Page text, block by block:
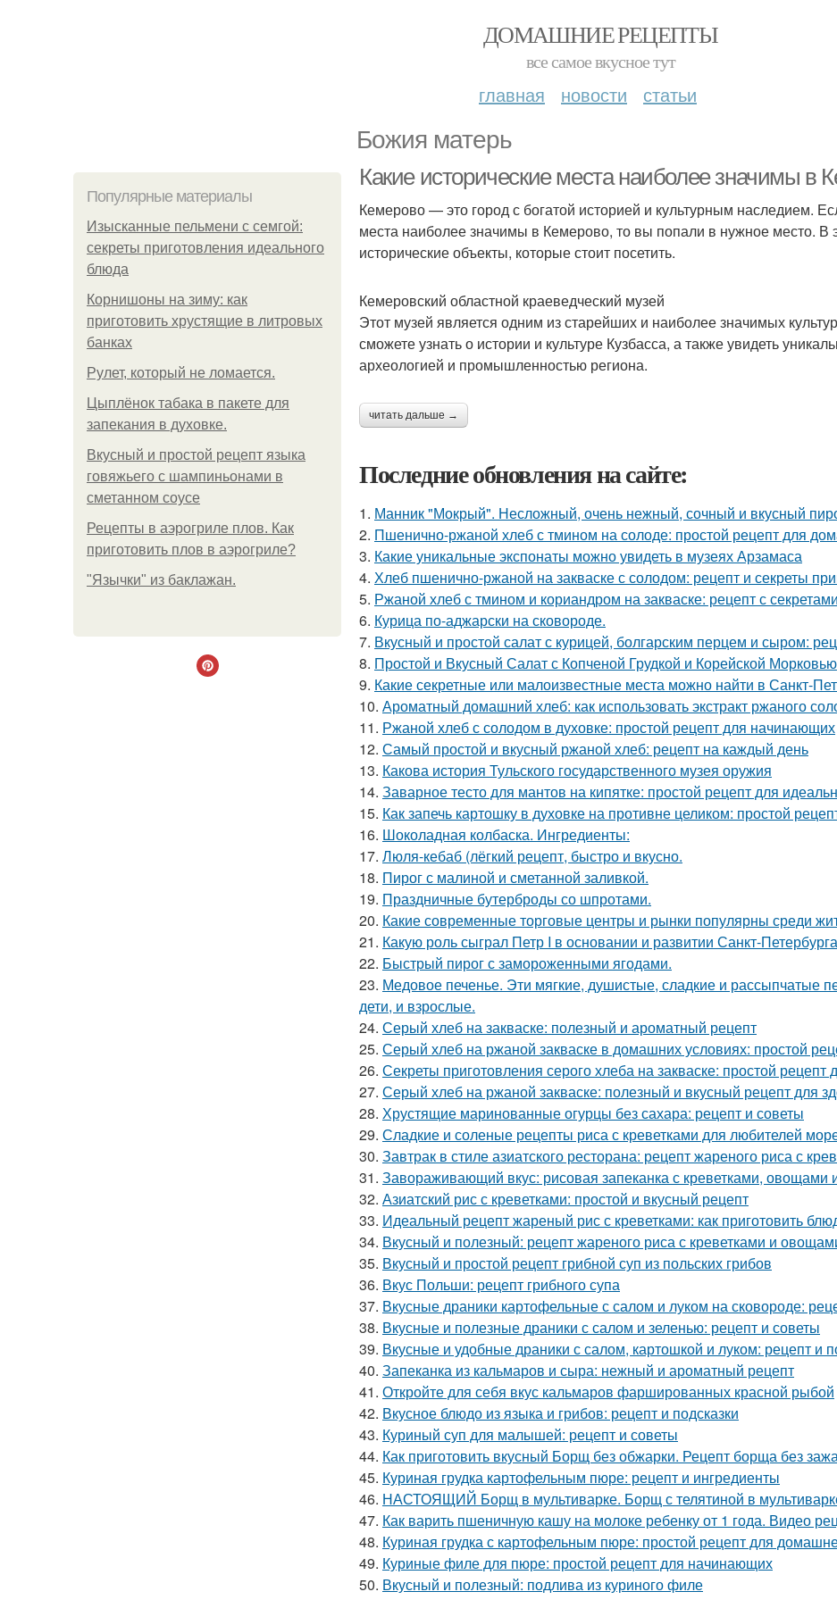
ДОМАШНИЕ РЕЦЕПТЫ
все самое вкусное тут
главная новости статьи
Божия матерь
Популярные материалы
Изысканные пельмени с семгой:
секреты приготовления идеального
блюда
Корнишоны на зиму: как
приготовить хрустящие в литровых
банках
Рулет, который не ломается.
Цыплёнок табака в пакете для
запекания в духовке.
Вкусный и простой рецепт языка
говяжьего с шампиньонами в
сметанном соусе
Рецепты в аэрогриле плов. Как
приготовить плов в аэрогриле?
"Язычки" из баклажан.
Какие исторические места наиболее значимы в
Кемерово — это город с богатой историей и культурным наследием.
места наиболее значимы в Кемерово, то вы попали в нужное место. В
исторические объекты, которые стоит посетить.
Кемеровский областной краеведческий музей
Этот музей является одним из старейших и наиболее значимых
сможете узнать о истории и культуре Кузбасса, а также увидеть
археологией и промышленностью региона.
читать дальше →
Последние обновления на сайте:
1. Манник "Мокрый". Несложный, очень нежный, сочный и вкусный
2. Пшенично-ржаной хлеб с тмином на солоде: простой рецепт для
3. Какие уникальные экспонаты можно увидеть в музеях Арзамаса
4. Хлеб пшенично-ржаной на закваске с солодом: рецепт и секреты
5. Ржаной хлеб с тмином и кориандром на закваске: рецепт с
6. Курица по-аджарски на сковороде.
7. Вкусный и простой салат с курицей, болгарским перцем и сыром:
8. Простой и Вкусный Салат с Копченой Грудкой и Корейской Морковью
9. Какие секретные или малоизвестные места можно найти в Санкт-
10. Ароматный домашний хлеб: как использовать экстракт ржаного
11. Ржаной хлеб с солодом в духовке: простой рецепт для начинающих
12. Самый простой и вкусный ржаной хлеб: рецепт на каждый день
13. Какова история Тульского государственного музея оружия
14. Заварное тесто для мантов на кипятке: простой рецепт для
15. Как запечь картошку в духовке на противне целиком: простой
16. Шоколадная колбаска. Ингредиенты:
17. Люля-кебаб (лёгкий рецепт, быстро и вкусно.
18. Пирог с малиной и сметанной заливкой.
19. Праздничные бутерброды со шпротами.
20. Какие современные торговые центры и рынки популярны среди
21. Какую роль сыграл Петр I в основании и развитии Санкт-Петербурга
22. Быстрый пирог с замороженными ягодами.
23. Медовое печенье. Эти мягкие, душистые, сладкие и рассыпчатые
дети, и взрослые.
24. Серый хлеб на закваске: полезный и ароматный рецепт
25. Серый хлеб на ржаной закваске в домашних условиях: простой
26. Секреты приготовления серого хлеба на закваске: простой рецепт
27. Серый хлеб на ржаной закваске: полезный и вкусный рецепт для
28. Хрустящие маринованные огурцы без сахара: рецепт и советы
29. Сладкие и соленые рецепты риса с креветками для любителей
30. Завтрак в стиле азиатского ресторана: рецепт жареного риса с
31. Завораживающий вкус: рисовая запеканка с креветками, овощами
32. Азиатский рис с креветками: простой и вкусный рецепт
33. Идеальный рецепт жареный рис с креветками: как приготовить
34. Вкусный и полезный: рецепт жареного риса с креветками и
35. Вкусный и простой рецепт грибной суп из польских грибов
36. Вкус Польши: рецепт грибного супа
37. Вкусные драники картофельные с салом и луком на сковороде:
38. Вкусные и полезные драники с салом и зеленью: рецепт и советы
39. Вкусные и удобные драники с салом, картошкой и луком: рецепт и
40. Запеканка из кальмаров и сыра: нежный и ароматный рецепт
41. Откройте для себя вкус кальмаров фаршированных красной рыбой
42. Вкусное блюдо из языка и грибов: рецепт и подсказки
43. Куриный суп для малышей: рецепт и советы
44. Как приготовить вкусный Борщ без обжарки. Рецепт борща без
45. Куриная грудка картофельным пюре: рецепт и ингредиенты
46. НАСТОЯЩИЙ Борщ в мультиварке. Борщ с телятиной в
47. Как варить пшеничную кашу на молоке ребенку от 1 года. Видео
48. Куриная грудка с картофельным пюре: простой рецепт для
49. Куриные филе для пюре: простой рецепт для начинающих
50. Вкусный и полезный: подлива из куриного филе